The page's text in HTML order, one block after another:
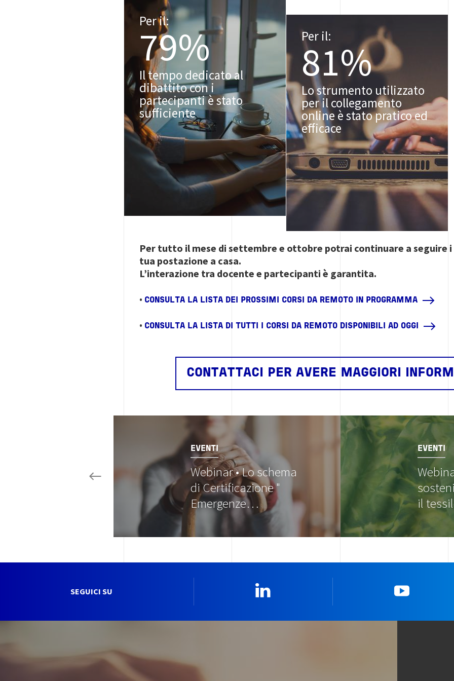
Per il:
79%
Il tempo dedicato al
dibattito con i
partecipanti è stato
sufficiente
Per il:
81%
Lo strumento utilizzato
per il collegamento
online è stato pratico ed
efficace
Per tutto il mese di settembre e ottobre potrai continuare a seguire
tua postazione a casa.
L’interazione tra docente e partecipanti è garantita.
• CONSULTA LA LISTA DEI PROSSIMI CORSI DA REMOTO IN PROGRAMMA
• CONSULTA LA LISTA DI TUTTI I CORSI DA REMOTO DISPONIBILI AD OGGI
CONTATTACI PER AVERE MAGGIORI
EVENTI
Webinar • Lo schema
di Certificazione "
Emergenze…
Image
EVENTI
il
SEGUICI SU